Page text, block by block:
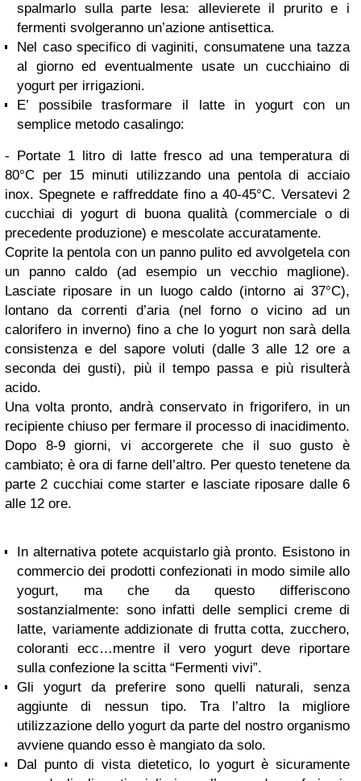
spalmarlo sulla parte lesa: allevierete il prurito e i
fermenti svolgeranno un’azione antisettica.
Nel caso specifico di vaginiti, consumatene una tazza
al giorno ed eventualmente usate un cucchiaino di
yogurt per irrigazioni.
E’ possibile trasformare il latte in yogurt con un
semplice metodo casalingo:
- Portate 1 litro di latte fresco ad una temperatura di
80°C per 15 minuti utilizzando una pentola di acciaio
inox. Spegnete e raffreddate fino a 40-45°C. Versatevi 2
cucchiai di yogurt di buona qualità (commerciale o di
precedente produzione) e mescolate accuratamente.
Coprite la pentola con un panno pulito ed avvolgetela con
un panno caldo (ad esempio un vecchio maglione).
Lasciate riposare in un luogo caldo (intorno ai 37°C),
lontano da correnti d’aria (nel forno o vicino ad un
calorifero in inverno) fino a che lo yogurt non sarà della
consistenza e del sapore voluti (dalle 3 alle 12 ore a
seconda dei gusti), più il tempo passa e più risulterà
acido.
Una volta pronto, andrà conservato in frigorifero, in un
recipiente chiuso per fermare il processo di inacidimento.
Dopo 8-9 giorni, vi accorgerete che il suo gusto è
cambiato; è ora di farne dell’altro. Per questo tenetene da
parte 2 cucchiai come starter e lasciate riposare dalle 6
alle 12 ore.
In alternativa potete acquistarlo già pronto. Esistono in
commercio dei prodotti confezionati in modo simile allo
yogurt, ma che da questo differiscono
sostanzialmente: sono infatti delle semplici creme di
latte, variamente addizionate di frutta cotta, zucchero,
coloranti ecc…mentre il vero yogurt deve riportare
sulla confezione la scitta “Fermenti vivi”.
Gli yogurt da preferire sono quelli naturali, senza
aggiunte di nessun tipo. Tra l’altro la migliore
utilizzazione dello yogurt da parte del nostro organismo
avviene quando esso è mangiato da solo.
Dal punto di vista dietetico, lo yogurt è sicuramente